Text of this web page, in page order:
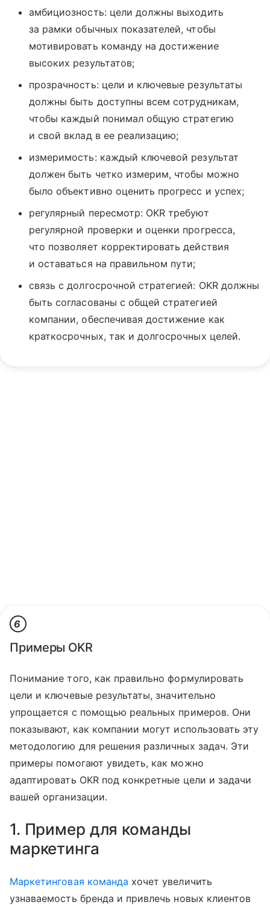
амбициозность: цели должны выходить
за рамки обычных показателей, чтобы
мотивировать команду на достижение
высоких результатов;
прозрачность: цели и ключевые результаты
должны быть доступны всем сотрудникам,
чтобы каждый понимал общую стратегию
и свой вклад в ее реализацию;
измеримость: каждый ключевой результат
должен быть четко измерим, чтобы можно
было объективно оценить прогресс и успех;
регулярный пересмотр: OKR требуют
регулярной проверки и оценки прогресса,
что позволяет корректировать действия
и оставаться на правильном пути;
связь с долгосрочной стратегией: OKR должны
быть согласованы с общей стратегией
компании, обеспечивая достижение как
краткосрочных, так и долгосрочных целей.
6
Примеры OKR
Понимание того, как правильно формулировать
цели и ключевые результаты, значительно
упрощается с помощью реальных примеров. Они
показывают, как компании могут использовать эту
методологию для решения различных задач. Эти
примеры помогают увидеть, как можно
адаптировать OKR под конкретные цели и задачи
вашей организации.
1. Пример для команды
маркетинга
Маркетинговая команда хочет увеличить
узнаваемость бренда и привлечь новых клиентов